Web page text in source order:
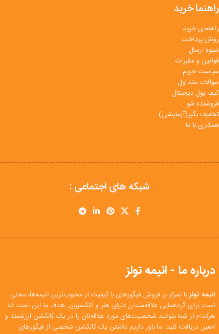
راهنما خرید
راهنمای خرید
روش پرداخت
شیوه ارسال
قوانین و مقررات
سیاست حریم
سوالات متداول
کیف پول دیجیتال
فروشنده شو
تخفیف بگیر(آزمایشی)
همکاری با ما
شبکه های اجتماعی :
درباره ما - انیمه تولز
انیمه تولزبا تمرکز بر فروش فیگورهای با کیفیت از محبوب‌ترین انیمه‌ها، محلی
است برای گردهمایی علاقه‌مندان دنیای هنر و کلکسیون. هدف ما این است که
هرکدام از شما بتوانید شخصیت‌های مورد علاقه‌تان را در یک کالکشن ارزشمند و
اصیل دریافت کنید. ما باور داریم داشتن یک کالکشن شخصی از فیگورهای